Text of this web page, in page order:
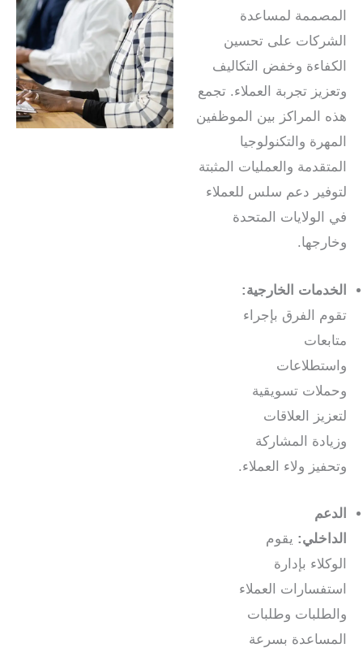
المصممة لمساعدة
الشركات على تحسين
الكفاءة وخفض التكاليف
وتعزيز تجربة العملاء. تجمع
هذه المراكز بين الموظفين
المهرة والتكنولوجيا
المتقدمة والعمليات المثبتة
لتوفير دعم سلس للعملاء
في الولايات المتحدة
وخارجها.
الخدمات الخارجية:
تقوم الفرق بإجراء
متابعات
واستطلاعات
وحملات تسويقية
لتعزيز العلاقات
وزيادة المشاركة
وتحفيز ولاء العملاء.
الدعم
الداخلي: يقوم
الوكلاء بإدارة
استفسارات العملاء
والطلبات وطلبات
المساعدة بسرعة